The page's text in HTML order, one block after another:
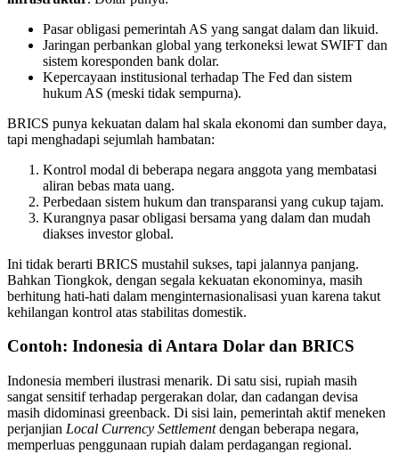
Pasar obligasi pemerintah AS yang sangat dalam dan likuid.
Jaringan perbankan global yang terkoneksi lewat SWIFT dan
sistem koresponden bank dolar.
Kepercayaan institusional terhadap The Fed dan sistem
hukum AS (meski tidak sempurna).
BRICS punya kekuatan dalam hal skala ekonomi dan sumber daya,
tapi menghadapi sejumlah hambatan:
Kontrol modal di beberapa negara anggota yang membatasi
aliran bebas mata uang.
Perbedaan sistem hukum dan transparansi yang cukup tajam.
Kurangnya pasar obligasi bersama yang dalam dan mudah
diakses investor global.
Ini tidak berarti BRICS mustahil sukses, tapi jalannya panjang.
Bahkan Tiongkok, dengan segala kekuatan ekonominya, masih
berhitung hati-hati dalam menginternasionalisasi yuan karena takut
kehilangan kontrol atas stabilitas domestik.
Contoh: Indonesia di Antara Dolar dan BRICS
Indonesia memberi ilustrasi menarik. Di satu sisi, rupiah masih
sangat sensitif terhadap pergerakan dolar, dan cadangan devisa
masih didominasi greenback. Di sisi lain, pemerintah aktif meneken
perjanjian Local Currency Settlementdengan beberapa negara,
memperluas penggunaan rupiah dalam perdagangan regional.